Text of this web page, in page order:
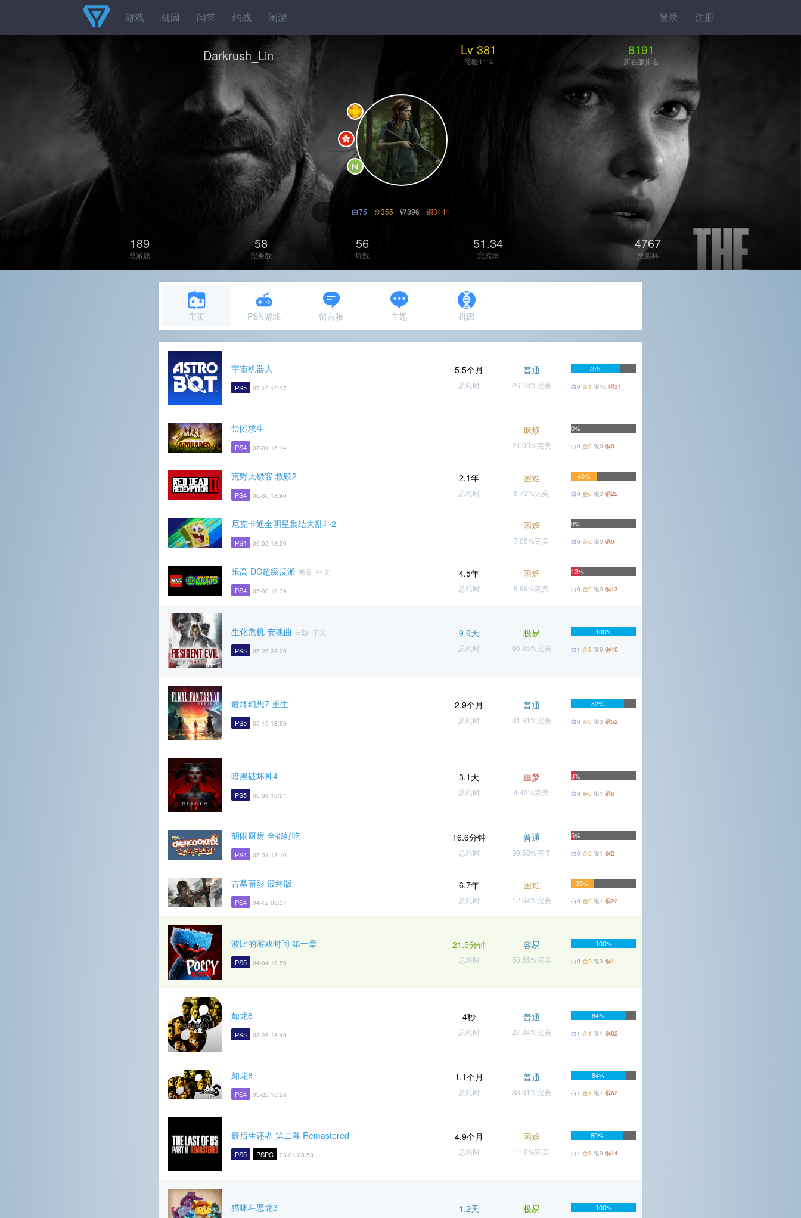
登录 注册
游戏 机因 问答 约战 闲游
Darkrush_Lin Lv 381
经验11%
8191
所在服排名
白75 金355 银896 铜3441
189
总游戏
58
完美数
56
坑数
51.34
完成率
4767
总奖杯
主页 PSN游戏 留言板 主题 机因
宇宙机器人
PS5 07-10 16:17
5.5个月
总耗时
普通
26.18%完美
75%
白0 金1 银16 铜31
禁闭求生
PS4 07-01 16:14
麻烦
21.05%完美
0%
白0 金0 银0 铜0
荒野大镖客 救赎2
PS4 06-30 18:46
2.1年
总耗时
困难
6.73%完美
40%
白0 金0 银3 铜22
尼克卡通全明星集结大乱斗2
PS4 06-02 18:39
困难
7.06%完美
0%
白0 金0 银0 铜0
乐高 DC超级反派 港版 中文
PS4 05-30 12:39
4.5年
总耗时
困难
8.99%完美
13%
白0 金0 银0 铜13
生化危机 安魂曲 日版 中文
PS5 05-25 23:00
9.6天
总耗时
极易
66.35%完美
100%
白1 金3 银6 铜40
最终幻想7 重生
PS5 05-15 18:56
2.9个月
总耗时
普通
31.61%完美
82%
白0 金0 银3 铜52
暗黑破坏神4
PS5 05-03 19:04
3.1天
总耗时
噩梦
4.43%完美
8%
白0 金0 银1 铜6
胡闹厨房 全都好吃
PS4 05-01 13:19
16.6分钟
总耗时
普通
39.58%完美
5%
白0 金0 银1 铜2
古墓丽影 最终版
PS4 04-12 08:37
6.7年
总耗时
困难
12.64%完美
35%
白0 金0 银1 铜22
波比的游戏时间 第一章
PS5 04-04 19:56
21.5分钟
总耗时
容易
50.65%完美
100%
白0 金2 银3 铜1
如龙8
PS5 03-28 18:49
4秒
总耗时
普通
27.34%完美
84%
白1 金1 银1 铜62
如龙8
PS4 03-28 18:26
1.1个月
总耗时
普通
38.31%完美
84%
白1 金1 银1 铜62
最后生还者 第二幕 Remastered
PS5 PSPC 03-01 08:58
4.9个月
总耗时
困难
11.9%完美
80%
白1 金8 银9 铜14
猫咪斗恶龙3 1.2天 极易 100%